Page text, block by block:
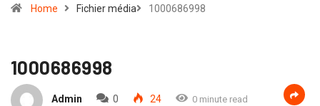
Home Fichier média 1000686998
1000686998
Admin 0 24 0 minute read